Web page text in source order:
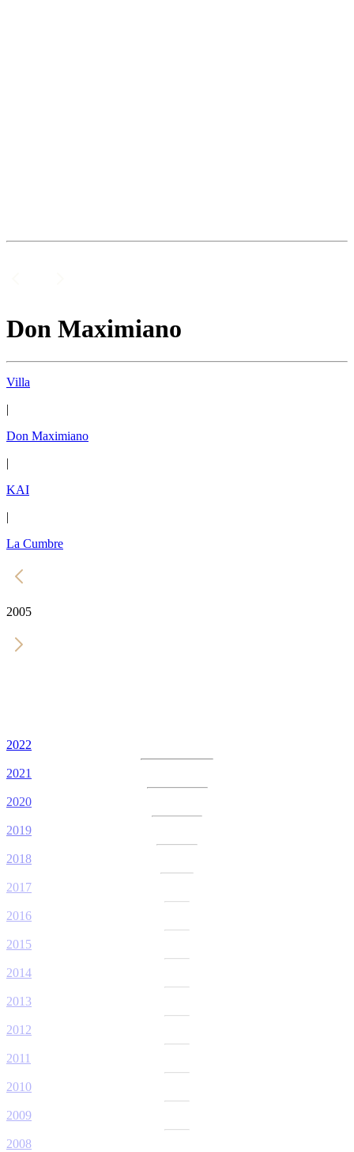
Don Maximiano
Villa
|
Don Maximiano
|
KAI
|
La Cumbre
2005
2022
2021
2020
2019
2018
2017
2016
2015
2014
2013
2012
2011
2010
2009
2008